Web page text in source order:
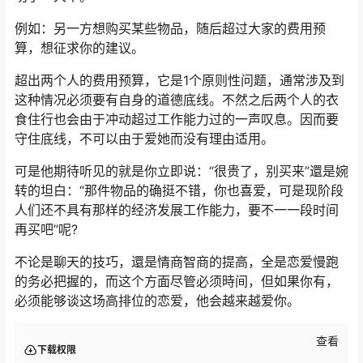
例如：另一方想购买某些物品，随后超过大家的费用预
算，想征求你的建议。
超出两个人的费用预算，它是1个原则性问题，通常涉及到
这种情况必须要有自身的道德底线。不然之后两个人的衣
食住行也会由于冲动超过工作能力过的一声叹息。因而要
守住底线，不可以由于爱她而没有理由适用。
可是他期待听见的就是你立即说：“很贵了，别买来”還是婉
转的坦白：“那件物品的确挺不错，你也喜爱，可是现阶段
人们还不具有那样的经济发展工作能力，要不一一段时间
再买吧”呢?
不论是聊天的技巧，還是情商智商的提高，全是恋爱慢跑
的务必把握的，而这个方面尽管必须時间，但如果你有，
必须能够谈这场高排位的恋爱，他会越来越爱你。
下载权限
查看